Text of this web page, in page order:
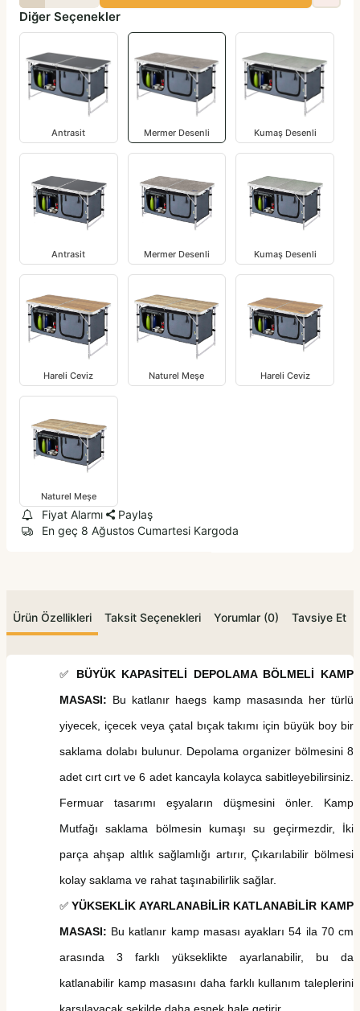
Diğer Seçenekler
Antrasit Mermer Desenli Kumaş Desenli
Antrasit Mermer Desenli Kumaş Desenli
Hareli Ceviz Naturel Meşe Hareli Ceviz
Naturel Meşe
Fiyat Alarmı
Paylaş
En geç 8 Ağustos Cumartesi Kargoda
Ürün Özellikleri Taksit Seçenekleri Yorumlar (0) Tavsiye Et
✅
BÜYÜK KAPASİTELİ DEPOLAMA BÖLMELİ KAMP
MASASI: Bu katlanır haegs kamp masasında her türlü
yiyecek, içecek veya çatal bıçak takımı için büyük boy bir
saklama dolabı bulunur. Depolama organizer bölmesini 8
adet cırt cırt ve 6 adet kancayla kolayca sabitleyebilirsiniz.
Fermuar tasarımı eşyaların düşmesini önler. Kamp
Mutfağı saklama bölmesin kumaşı su geçirmezdir, İki
parça ahşap altlık sağlamlığı artırır, Çıkarılabilir bölmesi
kolay saklama ve rahat taşınabilirlik sağlar.
✅ YÜKSEKLİK AYARLANABİLİR KATLANABİLİR KAMP
MASASI: Bu katlanır kamp masası ayakları 54 ila 70 cm
arasında 3 farklı yükseklikte ayarlanabilir, bu da
katlanabilir kamp masasını daha farklı kullanım taleplerini